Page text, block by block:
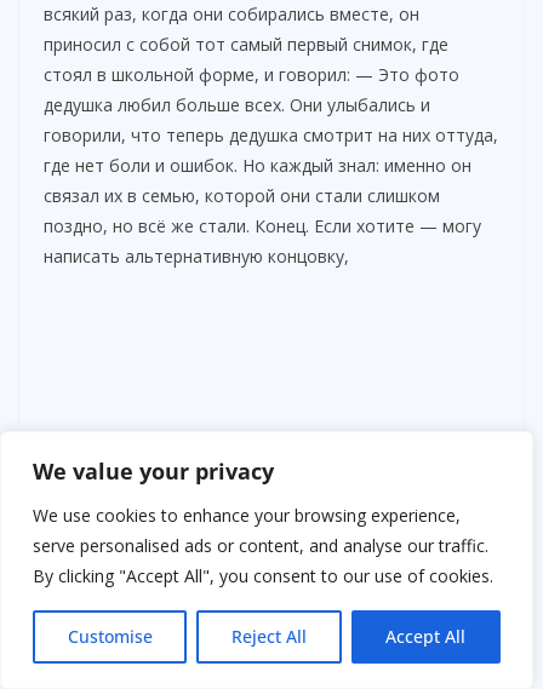
We value your privacy
We use cookies to enhance your browsing experience,
serve personalised ads or content, and analyse our traffic.
By clicking "Accept All", you consent to our use of cookies.
Customise Reject All Accept All
всякий раз, когда они собирались вместе, он
приносил с собой тот самый первый снимок, где
стоял в школьной форме, и говорил: — Это фото
дедушка любил больше всех. Они улыбались и
говорили, что теперь дедушка смотрит на них оттуда,
где нет боли и ошибок. Но каждый знал: именно он
связал их в семью, которой они стали слишком
поздно, но всё же стали. Конец. Если хотите — могу
написать альтернативную концовку,